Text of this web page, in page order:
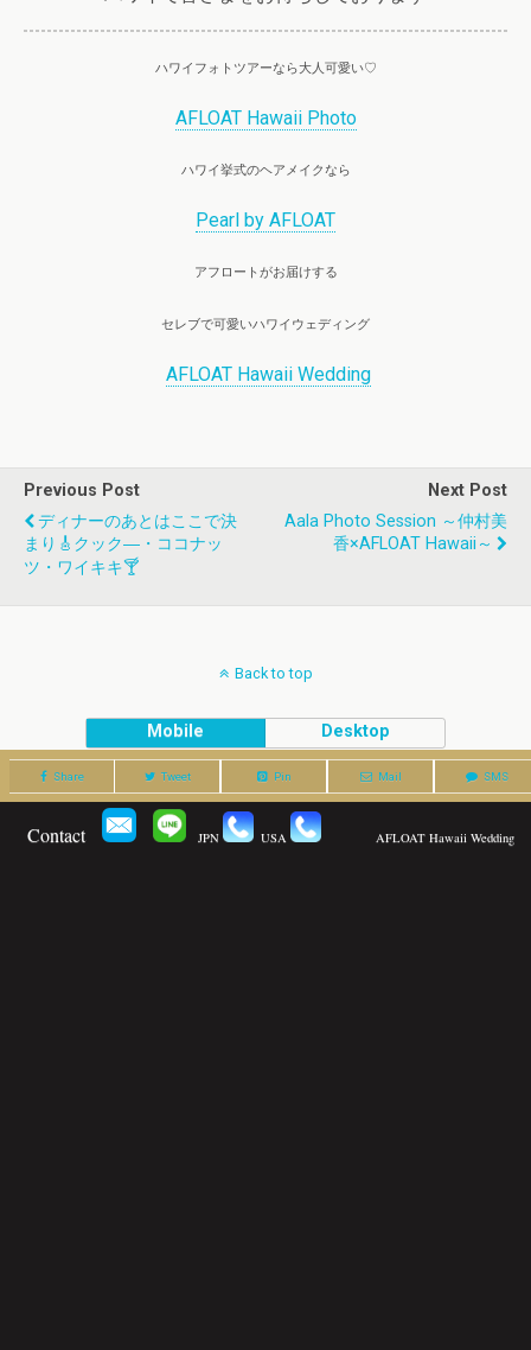
ハワイフォトツアーなら大人可愛い♡
AFLOAT Hawaii Photo
ハワイ挙式のヘアメイクなら
Pearl by AFLOAT
アフロートがお届けする
セレブで可愛いハワイウェディング
AFLOAT Hawaii Wedding
Previous Post
ディナーのあとはここで決
まり🎸クック―・ココナッ
ツ・ワイキキ🍸
Next Post
Aala Photo Session ～仲村美
香×AFLOAT Hawaii～
Back to top
Mobile Desktop
Share Tweet Pin Mail SMS
Contact JPN USA AFLOAT Hawaii